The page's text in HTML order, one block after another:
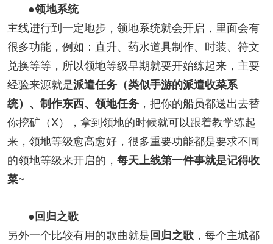
●领地系统
主线进行到一定地步，领地系统就会开启，里面会有
很多功能，例如：直升、药水道具制作、时装、符文
兑换等等，所以领地等级早期就要开始练起来，主要
经验来源就是派遣任务（类似手游的派遣收菜系
统）、制作东西、领地任务 ，把你的船员都送出去替
你挖矿（X），拿到领地的时候就可以跟着教学练起
来，领地等级愈高愈好，很多重要功能都是要求不同
的领地等级来开启的， 每天上线第一件事就是记得收
菜~
●回归之歌
另外一个比较有用的歌曲就是回归之歌 ，每个主城都